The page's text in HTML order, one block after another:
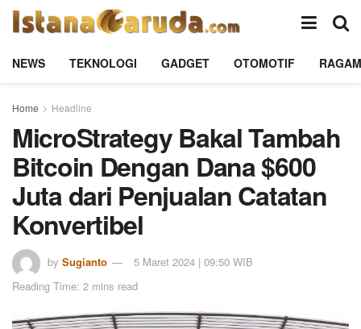
NEWS TEKNOLOGI GADGET OTOMOTIF RAGAM
Home Headline
MicroStrategy Bakal Tambah
Bitcoin Dengan Dana $600
Juta dari Penjualan Catatan
Konvertibel
by Sugianto
5 Maret 2024 | 09:50 WIB
Reading Time: 2 mins read